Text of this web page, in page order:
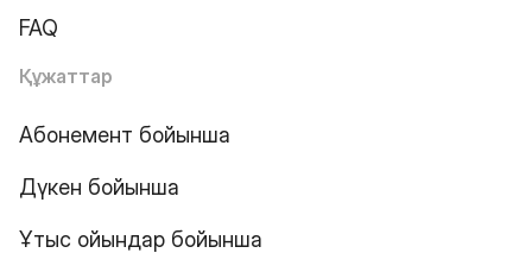
FAQ
Құжаттар
Абонемент бойынша
Дүкен бойынша
Ұтыс ойындар бойынша